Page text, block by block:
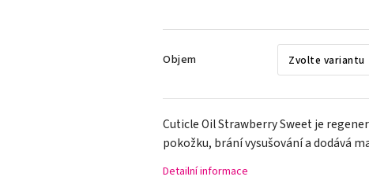
Objem
Cuticle Oil Strawberry Sweet je
pokožku, brání vysušování a dodává
Detailní informace